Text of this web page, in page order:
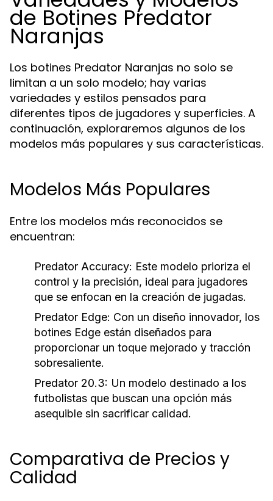
de Botines Predator
Naranjas
Los botines Predator Naranjas no solo se
limitan a un solo modelo; hay varias
variedades y estilos pensados para
diferentes tipos de jugadores y superficies. A
continuación, exploraremos algunos de los
modelos más populares y sus características.
Modelos Más Populares
Entre los modelos más reconocidos se
encuentran:
Predator Accuracy: Este modelo prioriza el
control y la precisión, ideal para jugadores
que se enfocan en la creación de jugadas.
Predator Edge: Con un diseño innovador, los
botines Edge están diseñados para
proporcionar un toque mejorado y tracción
sobresaliente.
Predator 20.3: Un modelo destinado a los
futbolistas que buscan una opción más
asequible sin sacrificar calidad.
Comparativa de Precios y
Calidad